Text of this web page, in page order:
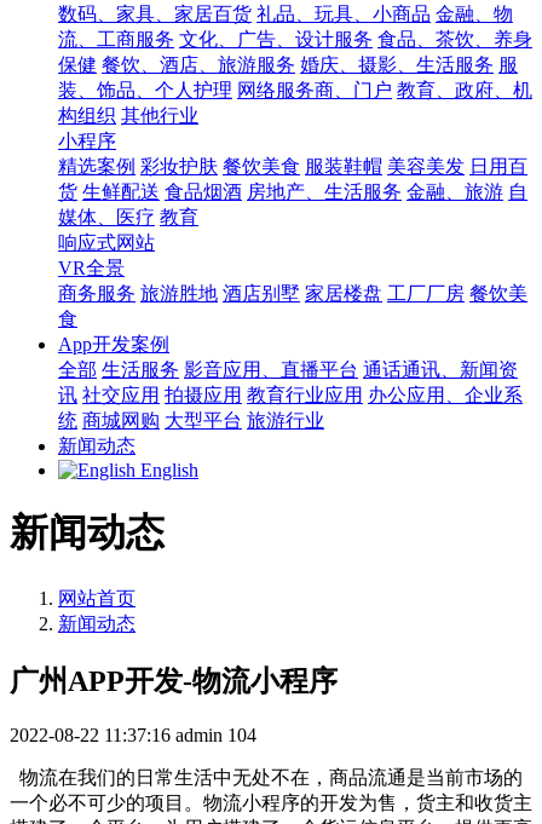
数码、家具、家居百货 礼品、玩具、小商品 金融、物
流、工商服务 文化、广告、设计服务 食品、茶饮、养身
保健 餐饮、酒店、旅游服务 婚庆、摄影、生活服务 服
装、饰品、个人护理 网络服务商、门户 教育、政府、机
构组织 其他行业
小程序
精选案例 彩妆护肤 餐饮美食 服装鞋帽 美容美发 日用百
货 生鲜配送 食品烟酒 房地产、生活服务 金融、旅游 自
媒体、医疗 教育
响应式网站
VR全景
商务服务 旅游胜地 酒店别墅 家居楼盘 工厂厂房 餐饮美
食
App开发案例
全部 生活服务 影音应用、直播平台 通话通讯、新闻资
讯 社交应用 拍摄应用 教育行业应用 办公应用、企业系
统 商城网购 大型平台 旅游行业
新闻动态
English
新闻动态
网站首页
新闻动态
广州APP开发-物流小程序
2022-08-22 11:37:16 admin 104
物流在我们的日常生活中无处不在，商品流通是当前市场的
一个必不可少的项目。物流小程序的开发为售，货主和收货主